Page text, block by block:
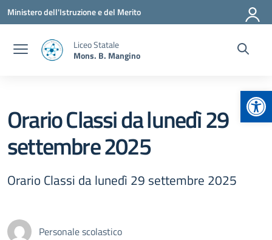
Vai ai contenuti
Vai al menu di navigazione
Vai al footer
Ministero dell'Istruzione e del Merito
Liceo Statale
Mons. B. Mangino
Orario Classi da lunedì 29
settembre 2025
Orario Classi da lunedì 29 settembre 2025
Personale scolastico